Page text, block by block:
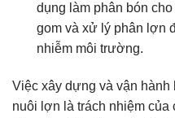
dụng làm phân bón
gom và xử lý phân lợn
nhiễm môi trường.
Việc xây dựng và vận
nuôi lợn là trách nhiệm